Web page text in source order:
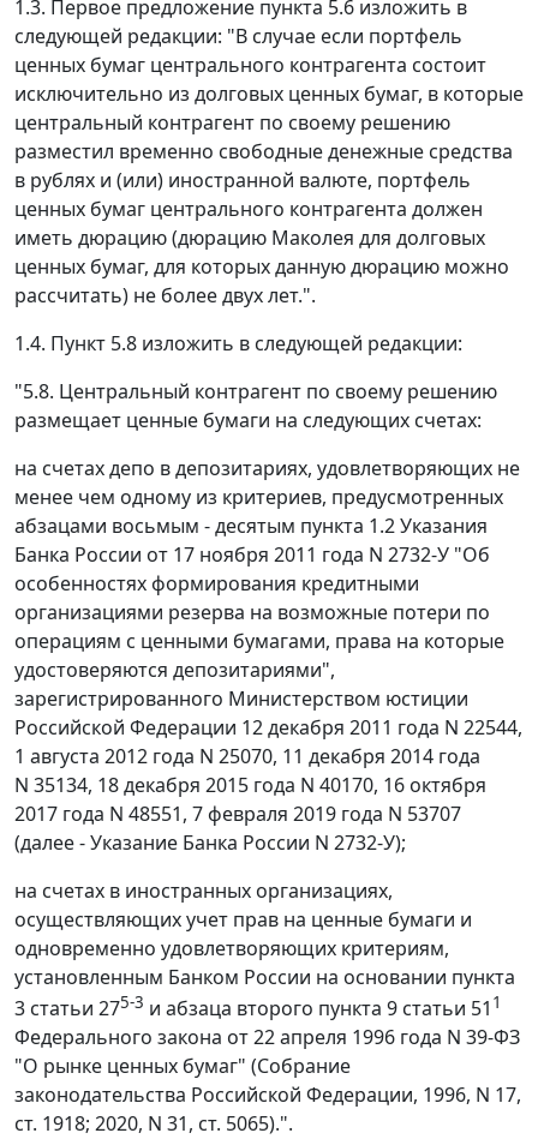
1.3. Первое предложение пункта 5.6 изложить в
следующей редакции: "В случае если портфель
ценных бумаг центрального контрагента состоит
исключительно из долговых ценных бумаг, в которые
центральный контрагент по своему решению
разместил временно свободные денежные средства
в рублях и (или) иностранной валюте, портфель
ценных бумаг центрального контрагента должен
иметь дюрацию (дюрацию Маколея для долговых
ценных бумаг, для которых данную дюрацию можно
рассчитать) не более двух лет.".
1.4. Пункт 5.8 изложить в следующей редакции:
"5.8. Центральный контрагент по своему решению
размещает ценные бумаги на следующих счетах:
на счетах депо в депозитариях, удовлетворяющих не
менее чем одному из критериев, предусмотренных
абзацами восьмым - десятым пункта 1.2 Указания
Банка России от 17 ноября 2011 года N 2732-У "Об
особенностях формирования кредитными
организациями резерва на возможные потери по
операциям с ценными бумагами, права на которые
удостоверяются депозитариями",
зарегистрированного Министерством юстиции
Российской Федерации 12 декабря 2011 года N 22544,
1 августа 2012 года N 25070, 11 декабря 2014 года
N 35134, 18 декабря 2015 года N 40170, 16 октября
2017 года N 48551, 7 февраля 2019 года N 53707
(далее - Указание Банка России N 2732-У);
на счетах в иностранных организациях,
осуществляющих учет прав на ценные бумаги и
одновременно удовлетворяющих критериям,
установленным Банком России на основании пункта
3 статьи 275-3 и абзаца второго пункта 9 статьи 51 1
Федерального закона от 22 апреля 1996 года N 39-ФЗ
"О рынке ценных бумаг" (Собрание
законодательства Российской Федерации, 1996, N 17,
ст. 1918; 2020, N 31, ст. 5065).".